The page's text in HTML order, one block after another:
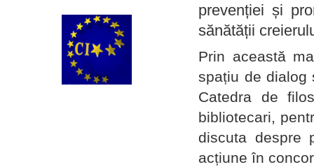
prevenției și
sănătății
Prin această
spațiu de dialog
Catedra de
bibliotecari,
discuta despre
acțiune în